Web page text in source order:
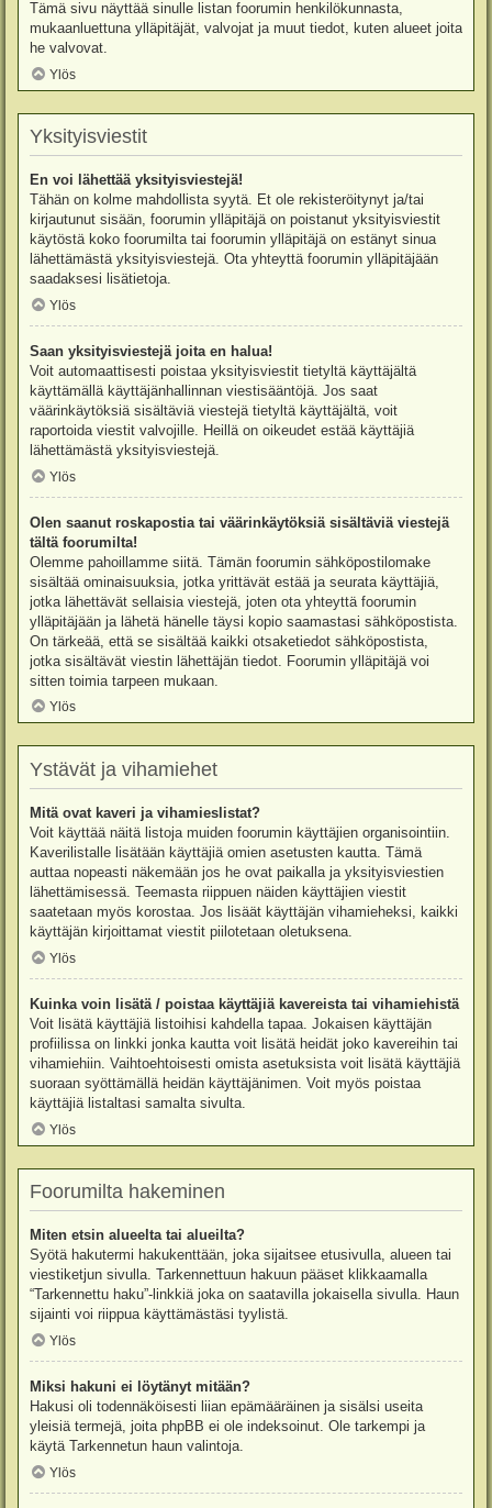
Tämä sivu näyttää sinulle listan foorumin henkilökunnasta,
mukaanluettuna ylläpitäjät, valvojat ja muut tiedot, kuten alueet joita
he valvovat.
Ylös
Yksityisviestit
En voi lähettää yksityisviestejä!
Tähän on kolme mahdollista syytä. Et ole rekisteröitynyt ja/tai
kirjautunut sisään, foorumin ylläpitäjä on poistanut yksityisviestit
käytöstä koko foorumilta tai foorumin ylläpitäjä on estänyt sinua
lähettämästä yksityisviestejä. Ota yhteyttä foorumin ylläpitäjään
saadaksesi lisätietoja.
Ylös
Saan yksityisviestejä joita en halua!
Voit automaattisesti poistaa yksityisviestit tietyltä käyttäjältä
käyttämällä käyttäjänhallinnan viestisääntöjä. Jos saat
väärinkäytöksiä sisältäviä viestejä tietyltä käyttäjältä, voit
raportoida viestit valvojille. Heillä on oikeudet estää käyttäjiä
lähettämästä yksityisviestejä.
Ylös
Olen saanut roskapostia tai väärinkäytöksiä sisältäviä viestejä
tältä foorumilta!
Olemme pahoillamme siitä. Tämän foorumin sähköpostilomake
sisältää ominaisuuksia, jotka yrittävät estää ja seurata käyttäjiä,
jotka lähettävät sellaisia viestejä, joten ota yhteyttä foorumin
ylläpitäjään ja lähetä hänelle täysi kopio saamastasi sähköpostista.
On tärkeää, että se sisältää kaikki otsaketiedot sähköpostista,
jotka sisältävät viestin lähettäjän tiedot. Foorumin ylläpitäjä voi
sitten toimia tarpeen mukaan.
Ylös
Ystävät ja vihamiehet
Mitä ovat kaveri ja vihamieslistat?
Voit käyttää näitä listoja muiden foorumin käyttäjien organisointiin.
Kaverilistalle lisätään käyttäjiä omien asetusten kautta. Tämä
auttaa nopeasti näkemään jos he ovat paikalla ja yksityisviestien
lähettämisessä. Teemasta riippuen näiden käyttäjien viestit
saatetaan myös korostaa. Jos lisäät käyttäjän vihamieheksi, kaikki
käyttäjän kirjoittamat viestit piilotetaan oletuksena.
Ylös
Kuinka voin lisätä / poistaa käyttäjiä kavereista tai vihamiehistä
Voit lisätä käyttäjiä listoihisi kahdella tapaa. Jokaisen käyttäjän
profiilissa on linkki jonka kautta voit lisätä heidät joko kavereihin tai
vihamiehiin. Vaihtoehtoisesti omista asetuksista voit lisätä käyttäjiä
suoraan syöttämällä heidän käyttäjänimen. Voit myös poistaa
käyttäjiä listaltasi samalta sivulta.
Ylös
Foorumilta hakeminen
Miten etsin alueelta tai alueilta?
Syötä hakutermi hakukenttään, joka sijaitsee etusivulla, alueen tai
viestiketjun sivulla. Tarkennettuun hakuun pääset klikkaamalla
“Tarkennettu haku”-linkkiä joka on saatavilla jokaisella sivulla. Haun
sijainti voi riippua käyttämästäsi tyylistä.
Ylös
Miksi hakuni ei löytänyt mitään?
Hakusi oli todennäköisesti liian epämääräinen ja sisälsi useita
yleisiä termejä, joita phpBB ei ole indeksoinut. Ole tarkempi ja
käytä Tarkennetun haun valintoja.
Ylös